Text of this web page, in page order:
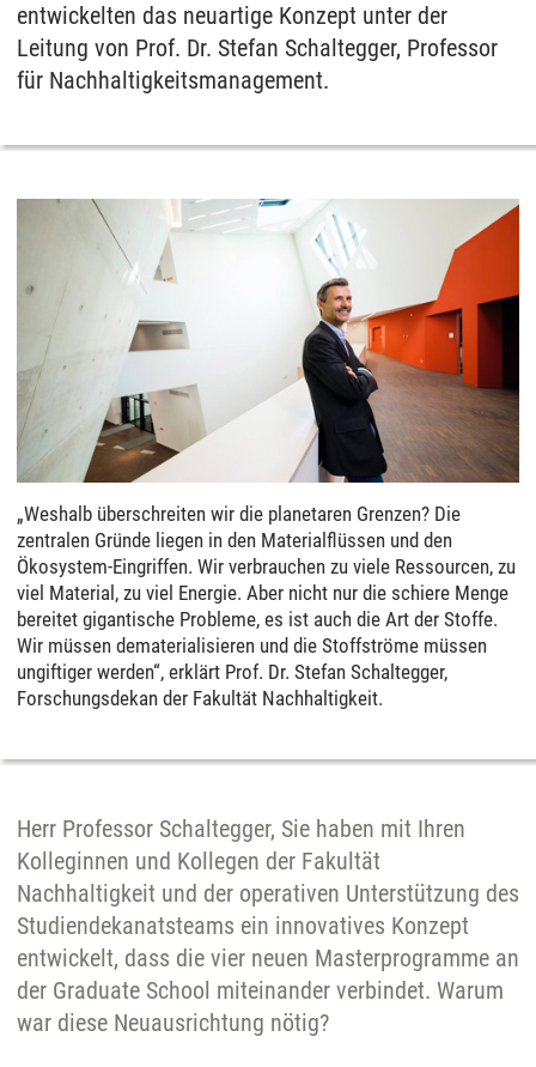
entwickelten das neuartige Konzept unter der
Leitung von Prof. Dr. Stefan Schaltegger, Professor
für Nachhaltigkeitsmanagement.
„Weshalb überschreiten wir die planetaren Grenzen? Die
zentralen Gründe liegen in den Materialflüssen und den
Ökosystem-Eingriffen. Wir verbrauchen zu viele Ressourcen, zu
viel Material, zu viel Energie. Aber nicht nur die schiere Menge
bereitet gigantische Probleme, es ist auch die Art der Stoffe.
Wir müssen dematerialisieren und die Stoffströme müssen
ungiftiger werden“, erklärt Prof. Dr. Stefan Schaltegger,
Forschungsdekan der Fakultät Nachhaltigkeit.
Herr Professor Schaltegger, Sie haben mit Ihren
Kolleginnen und Kollegen der Fakultät
Nachhaltigkeit und der operativen Unterstützung des
Studiendekanatsteams ein innovatives Konzept
entwickelt, dass die vier neuen Masterprogramme an
der Graduate School miteinander verbindet. Warum
war diese Neuausrichtung nötig?